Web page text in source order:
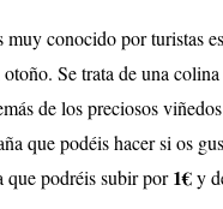
conocido por turistas
Se trata de una colina
de los preciosos
que podéis hacer si os
que podréis subir por1€y